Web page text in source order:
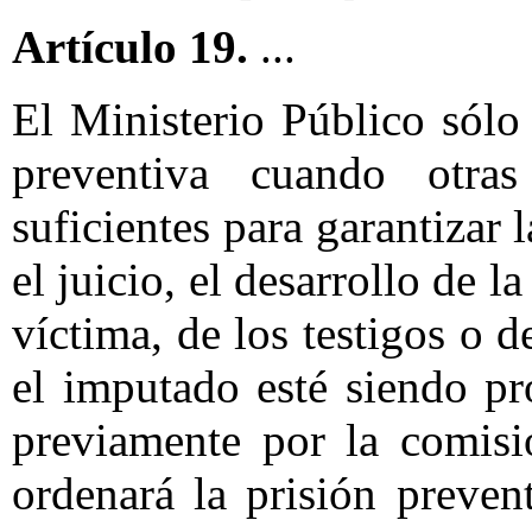
Artículo 19. ...
El Ministerio Público
preventiva cuando
suficientes para garantizar
el juicio, el desarrollo de
víctima, de los testigos o
el imputado esté siendo
previamente por la
ordenará la prisión